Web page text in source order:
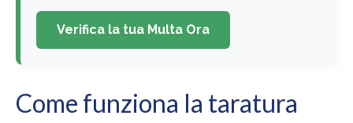
Verifica la tua Multa Ora
Come funziona la taratura